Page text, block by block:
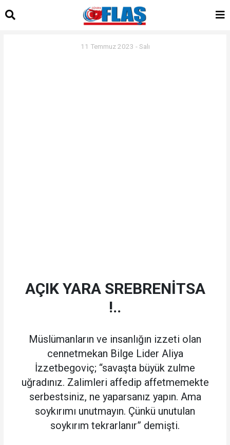
11 Temmuz 2023 - Salı
AÇIK YARA SREBRENİTSA
!..
Müslümanların ve insanlığın izzeti olan
cennetmekan Bilge Lider Aliya
İzzetbegoviç; “savaşta büyük zulme
uğradınız. Zalimleri affedip affetmemekte
serbestsiniz, ne yaparsanız yapın. Ama
soykırımı unutmayın. Çünkü unutulan
soykırım tekrarlanır” demişti.